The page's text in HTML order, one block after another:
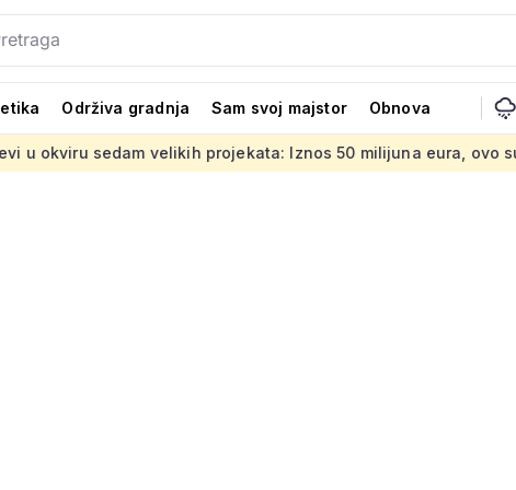
Održiva gradnja Sam svoj majstor Obnova
velikih projekata: Iznos 50 milijuna eura, ovo su lokacije